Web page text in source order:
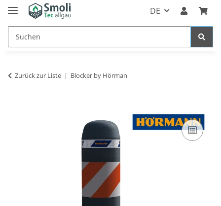
DE
Zurück zur Liste Blocker by Hörman